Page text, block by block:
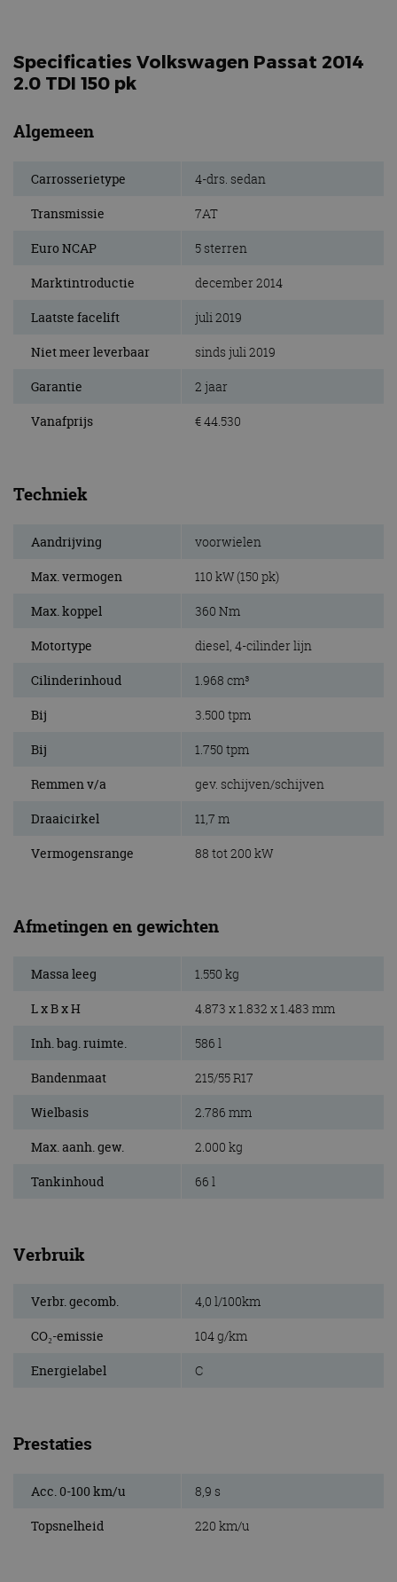
Specificaties Volkswagen Passat 2014
2.0 TDI 150 pk
Algemeen
Carrosserietype 4-drs. sedan
Transmissie 7AT
Euro NCAP 5 sterren
Marktintroductie december 2014
Laatste facelift juli 2019
Niet meer leverbaar sinds juli 2019
Garantie 2 jaar
Vanafprijs € 44.530
Techniek
Aandrijving voorwielen
Max. vermogen 110 kW (150 pk)
Max. koppel 360 Nm
Motortype diesel, 4-cilinder lijn
Cilinderinhoud 1.968 cm³
Bij 3.500 tpm
Bij 1.750 tpm
Remmen v/a gev. schijven/schijven
Draaicirkel 11,7 m
Vermogensrange 88 tot 200 kW
Afmetingen en gewichten
Massa leeg 1.550 kg
L x B x H 4.873 x 1.832 x 1.483 mm
Inh. bag. ruimte. 586 l
Bandenmaat 215/55 R17
Wielbasis 2.786 mm
Max. aanh. gew. 2.000 kg
Tankinhoud 66 l
Verbruik
Verbr. gecomb. 4,0 l/100km
CO₂-emissie 104 g/km
Energielabel C
Prestaties
Acc. 0-100 km/u 8,9 s
Topsnelheid 220 km/u